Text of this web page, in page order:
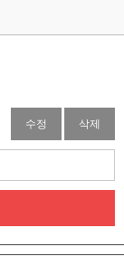
수정 삭제